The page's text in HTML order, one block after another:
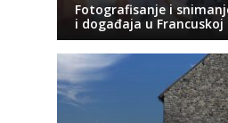
Fotografisanje i
i događaja u Francuskoj